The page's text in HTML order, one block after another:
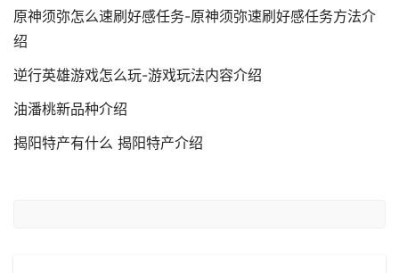
原神须弥怎么速刷好感任务-原神须弥速刷好感任务方法介
绍
逆行英雄游戏怎么玩-游戏玩法内容介绍
油潘桃新品种介绍
揭阳特产有什么 揭阳特产介绍